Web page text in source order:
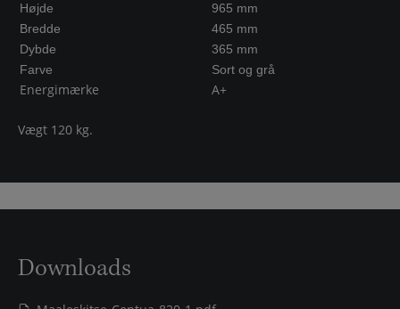
Højde
965 mm
Bredde
465 mm
Dybde
365 mm
Farve
Sort og grå
Energimærke A+
Vægt 120 kg.
Downloads